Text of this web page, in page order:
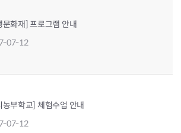
문화재] 프로그램 안내
07-12
농부학교] 체험수업 안내
07-12